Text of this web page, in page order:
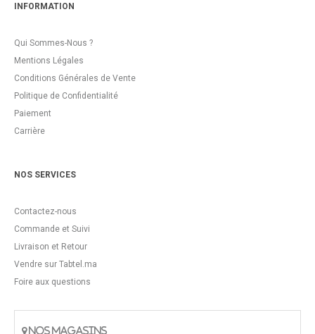
INFORMATION
Qui Sommes-Nous ?
Mentions Légales
Conditions Générales de Vente
Politique de Confidentialité
Paiement
Carrière
NOS SERVICES
Contactez-nous
Commande et Suivi
Livraison et Retour
Vendre sur Tabtel.ma
Foire aux questions
NOS MAGASINS